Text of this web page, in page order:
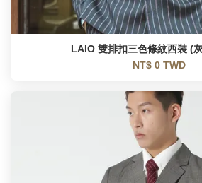
LAIO 雙排扣三色條紋西裝 (
NT$ 0 TWD